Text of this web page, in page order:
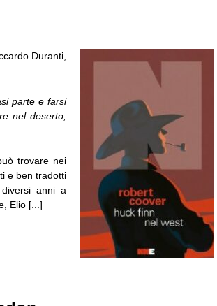
Duranti,
parte e farsi
nel deserto,
trovare nei
e ben tradotti
anni a
Elio [...]